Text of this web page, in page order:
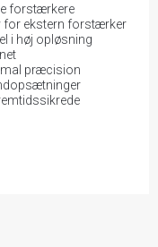
forstærkere
for ekstern forstærker
i høj opløsning
præcision